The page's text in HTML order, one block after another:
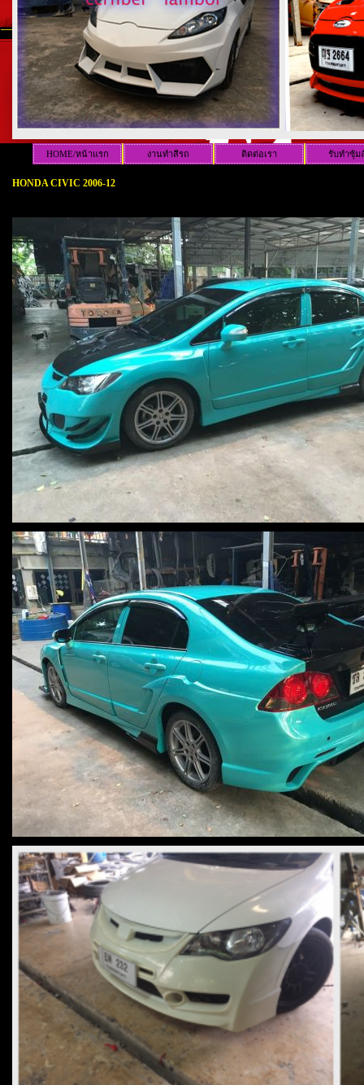
HOME/หน้าแรก งานทำสีรถ ติดต่อเรา รับทำซุ้ม
HONDA CIVIC 2006-12